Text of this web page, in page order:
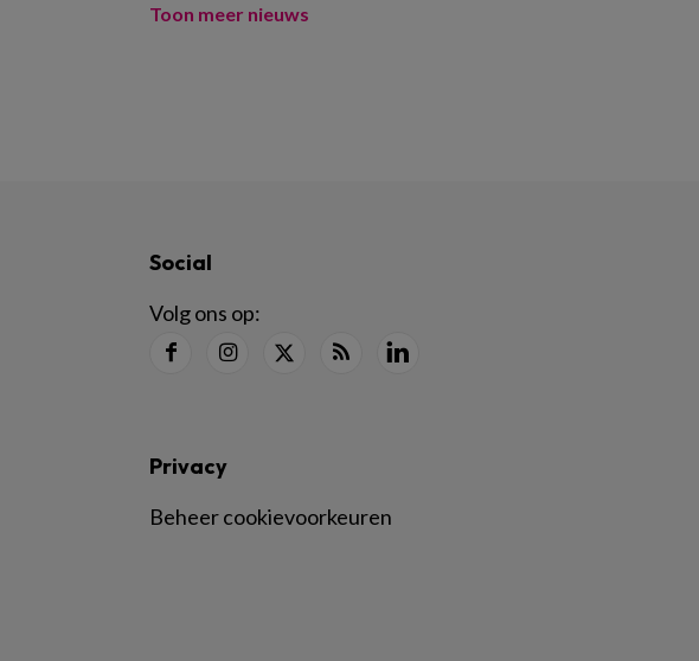
Toon meer nieuws
Social
Volg ons op:
Privacy
Beheer cookievoorkeuren